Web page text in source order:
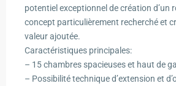
potentiel exceptionnel de création d’un
concept particulièrement recherché et
valeur ajoutée.
Caractéristiques principales:
– 15 chambres spacieuses et haut de
– Possibilité technique d’extension et